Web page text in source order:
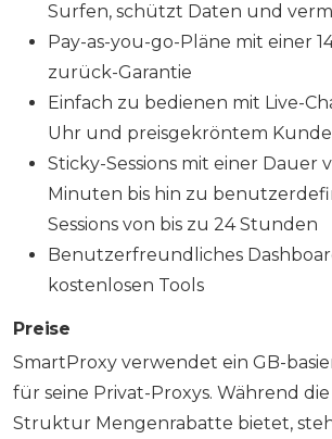
Surfen, schützt Daten und
Pay-as-you-go-Pläne mit einer
zurück-Garantie
Einfach zu bedienen mit Live-
Uhr und preisgekröntem
Sticky-Sessions mit einer Dauer
Minuten bis hin zu
Sessions von bis zu 24 Stunden
Benutzerfreundliches
kostenlosen Tools
Preise
SmartProxy verwendet ein GB-
für seine Privat-Proxys. Während
Struktur Mengenrabatte bietet,